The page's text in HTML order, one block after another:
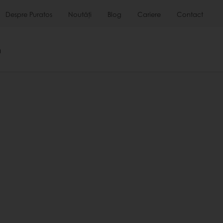
Despre Puratos Noutăți Blog Cariere Contact